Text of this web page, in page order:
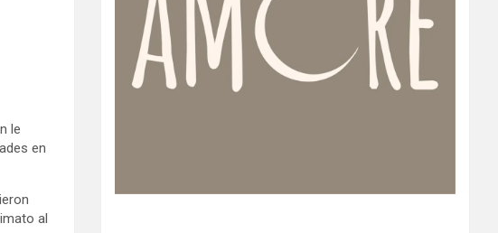
le
en
al